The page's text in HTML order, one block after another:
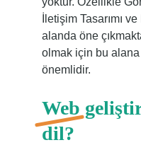
İletişim Tasarımı
alanda öne
olmak için bu
önemlidir.
Web
dil?